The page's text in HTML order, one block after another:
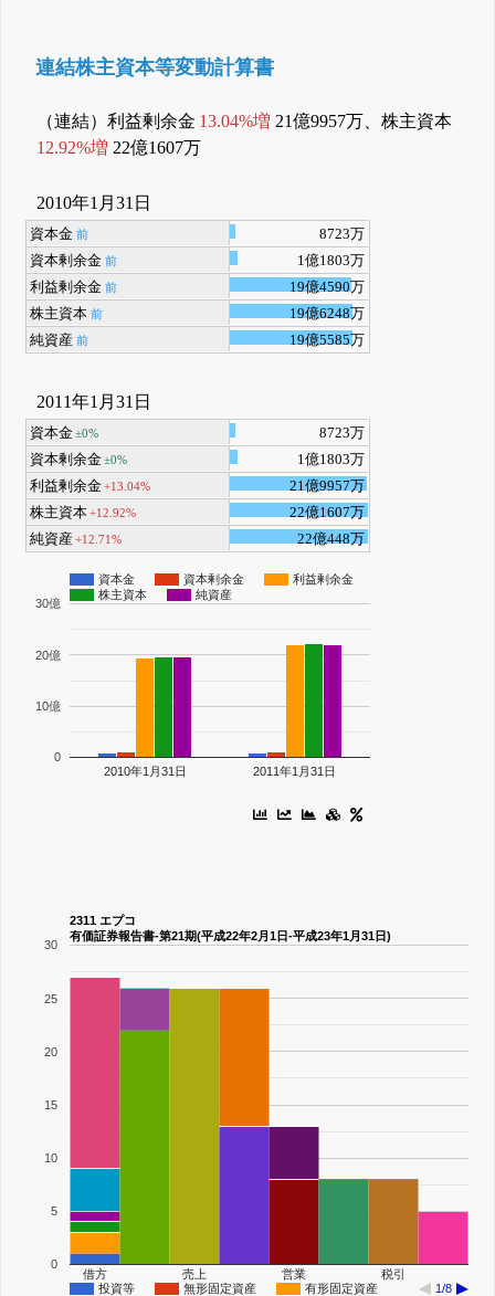
連結株主資本等変動計算書
（連結）利益剰余金 13.04%増 21億9957万、株主資本
12.92%増 22億1607万
2010年1月31日
資本金 前
8723万
資本剰余金 前
1億1803万
利益剰余金 前
19億4590万
株主資本 前
19億6248万
純資産 前 19億5585万
2011年1月31日
資本金±0%
8723万
資本剰余金±0%
1億1803万
利益剰余金+13.04%
21億9957万
株主資本+12.92%
22億1607万
純資産+12.71% 22億448万
資本金 資本剰余金
利益剰余金
株主資本
純資産
2010年1月31日 2011年1月31日
0
10億
20億
30億
2311 エプコ
有価証券報告書-第21期(平成22年2月1日-平成23年1月31日)
投資等 無形固定資産 有形固定資産 1/8
借方 売上 営業 税引
0
5
10
15
20
25
30